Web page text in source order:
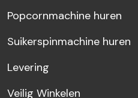
Popcornmachine huren
Suikerspinmachine huren
Levering
Veilig Winkelen